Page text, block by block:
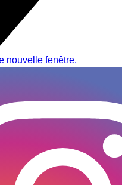
nouvelle fenêtre.